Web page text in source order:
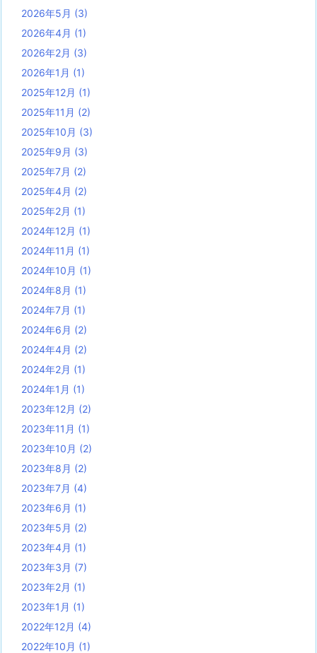
2026年5月 (3)
2026年4月 (1)
2026年2月 (3)
2026年1月 (1)
2025年12月 (1)
2025年11月 (2)
2025年10月 (3)
2025年9月 (3)
2025年7月 (2)
2025年4月 (2)
2025年2月 (1)
2024年12月 (1)
2024年11月 (1)
2024年10月 (1)
2024年8月 (1)
2024年7月 (1)
2024年6月 (2)
2024年4月 (2)
2024年2月 (1)
2024年1月 (1)
2023年12月 (2)
2023年11月 (1)
2023年10月 (2)
2023年8月 (2)
2023年7月 (4)
2023年6月 (1)
2023年5月 (2)
2023年4月 (1)
2023年3月 (7)
2023年2月 (1)
2023年1月 (1)
2022年12月 (4)
2022年10月 (1)